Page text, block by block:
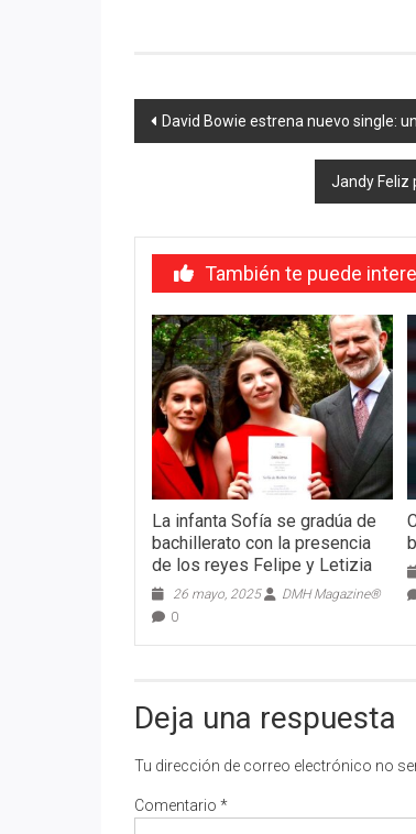
Navegación
David Bowie estrena nuevo single:
Jandy Feliz
También te puede
La infanta Sofía se gradúa de
bachillerato con la presencia
de los reyes Felipe y Letizia
26 mayo, 2025
DMH Magazine®
0
Deja una respuesta
Tu dirección de correo electrónico no
Comentario *